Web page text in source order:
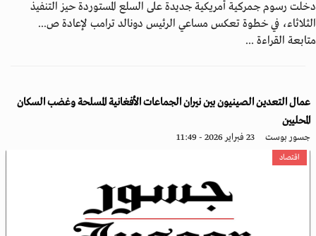
دخلت رسوم جمركية أمريكية جديدة على السلع المستوردة حيز التنفيذ
الثلاثاء، في خطوة تعكس مساعي الرئيس دونالد ترامب لإعادة ص...
متابعة القراءة ...
عمال التعدين الصينيون بين نيران الجماعات الأفغانية المسلحة وغضب السكان
المحليين
جسور بوست 23 فبراير 2026 - 11:49
اقتصاد